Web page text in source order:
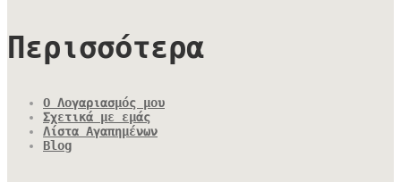
Περισσότερα
Ο Λογαριασμός μου
Σχετικά με εμάς
Λίστα Αγαπημένων
Blog